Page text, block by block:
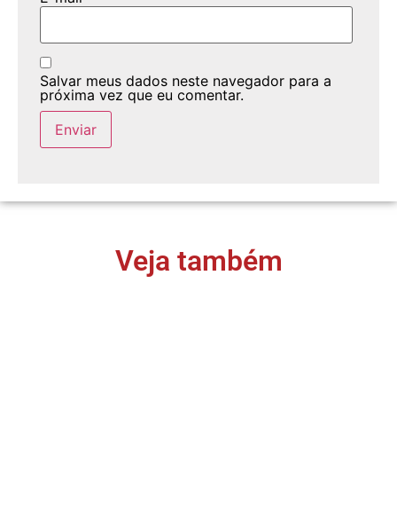
Salvar meus dados neste navegador para a
próxima vez que eu comentar.
Veja também